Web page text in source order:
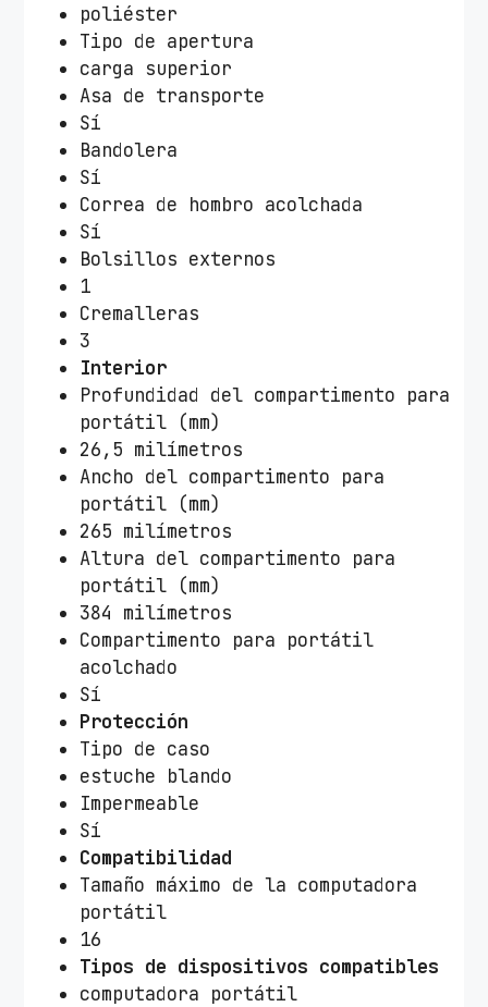
poliéster
Tipo de apertura
carga superior
Asa de transporte
Sí
Bandolera
Sí
Correa de hombro acolchada
Sí
Bolsillos externos
1
Cremalleras
3
Interior
Profundidad del compartimento para
portátil (mm)
26,5 milímetros
Ancho del compartimento para
portátil (mm)
265 milímetros
Altura del compartimento para
portátil (mm)
384 milímetros
Compartimento para portátil
acolchado
Sí
Protección
Tipo de caso
estuche blando
Impermeable
Sí
Compatibilidad
Tamaño máximo de la computadora
portátil
16
Tipos de dispositivos compatibles
computadora portátil